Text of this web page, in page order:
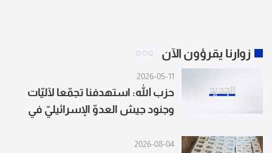
زوارنا يقرؤون الآن
2026-05-11
حزب الله: استهدفنا تجمّعا لآليّات
وجنود جيش العدوّ الإسرائيليّ في
وحقننا إصابة مؤكدة وشوهدت
2026-08-04